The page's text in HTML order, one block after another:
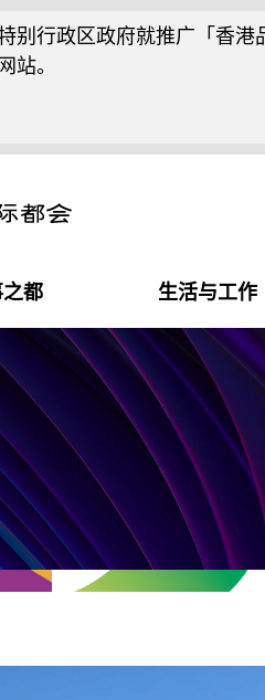
别行政区政府就推广「香
站。
都 生活与工作